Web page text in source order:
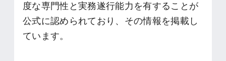
度な専門性と実務遂行能力を有することが
公式に認められており、その情報を掲載し
ています。